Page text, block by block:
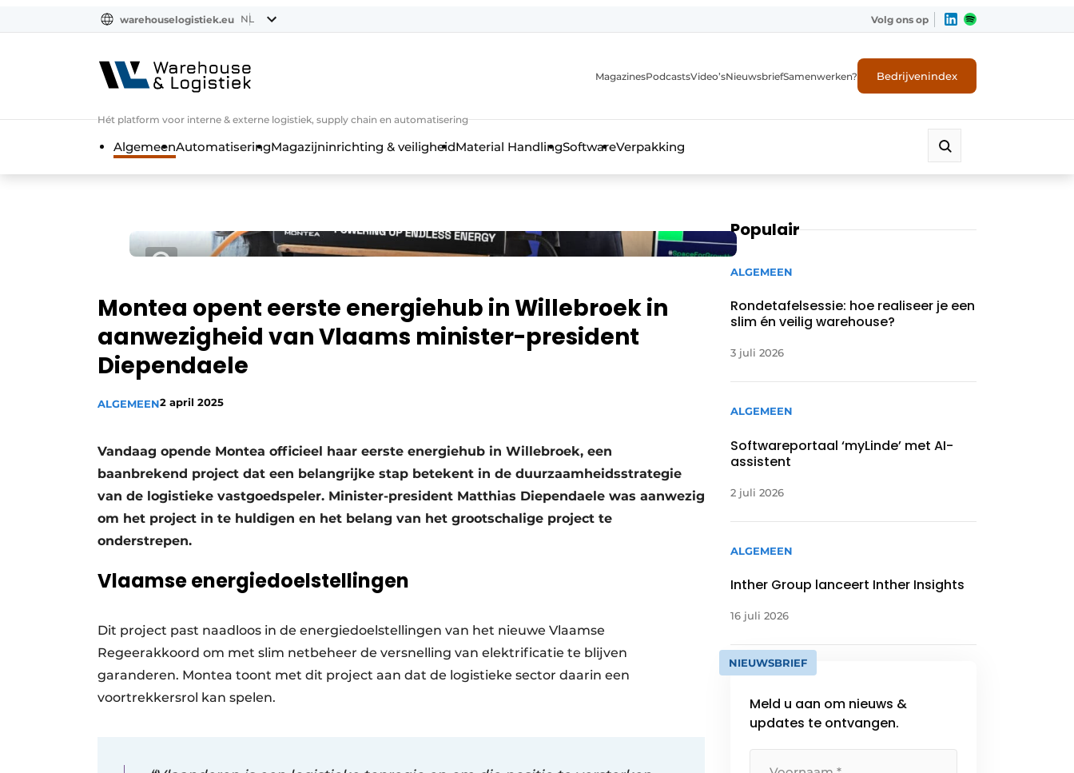
warehouselogistiek.eu NL Volg ons op
Hét platform voor interne & externe logistiek, supply chain en automatisering
MagazinesPodcastsVideo’sNieuwsbriefSamenwerken? Bedrijvenindex
AlgemeenAutomatiseringMagazijninrichting & veiligheidMaterial HandlingSoftwareVerpakking
Montea opent eerste energiehub in Willebroek in
aanwezigheid van Vlaams minister-president
Diependaele
ALGEMEEN2 april 2025
Vandaag opende Montea officieel haar eerste energiehub in Willebroek, een
baanbrekend project dat een belangrijke stap betekent in de duurzaamheidsstrategie
van de logistieke vastgoedspeler. Minister-president Matthias Diependaele was aanwezig
om het project in te huldigen en het belang van het grootschalige project te
onderstrepen.
Vlaamse energiedoelstellingen
Dit project past naadloos in de energiedoelstellingen van het nieuwe Vlaamse
Regeerakkoord om met slim netbeheer de versnelling van elektrificatie te blijven
garanderen. Montea toont met dit project aan dat de logistieke sector daarin een
voortrekkersrol kan spelen.
Populair
ALGEMEEN
Rondetafelsessie: hoe realiseer je een
slim én veilig warehouse?
3 juli 2026
ALGEMEEN
Softwareportaal ‘myLinde’ met AI-
assistent
2 juli 2026
ALGEMEEN
Inther Group lanceert Inther Insights
16 juli 2026
NIEUWSBRIEF
Meld u aan om nieuws &
updates te ontvangen.